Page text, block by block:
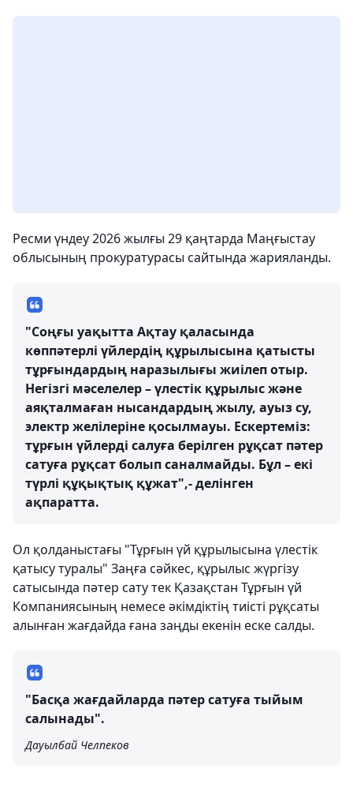
Ресми үндеу 2026 жылғы 29 қаңтарда Маңғыстау
облысының прокуратурасы сайтында жарияланды.
"Соңғы уақытта Ақтау қаласында
көппәтерлі үйлердің құрылысына қатысты
тұрғындардың наразылығы жиілеп отыр.
Негізгі мәселелер – үлестік құрылыс және
аяқталмаған нысандардың жылу, ауыз су,
электр желілеріне қосылмауы. Ескертеміз:
тұрғын үйлерді салуға берілген рұқсат пәтер
сатуға рұқсат болып саналмайды. Бұл – екі
түрлі құқықтық құжат",- делінген
ақпаратта.
Ол қолданыстағы "Тұрғын үй құрылысына үлестік
қатысу туралы" Заңға сәйкес, құрылыс жүргізу
сатысында пәтер сату тек Қазақстан Тұрғын үй
Компаниясының немесе әкімдіктің тиісті рұқсаты
алынған жағдайда ғана заңды екенін еске салды.
"Басқа жағдайларда пәтер сатуға тыйым
салынады".
Дауылбай Челпеков